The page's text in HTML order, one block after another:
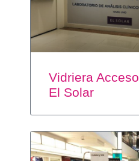
Vidriera Acceso
El Solar